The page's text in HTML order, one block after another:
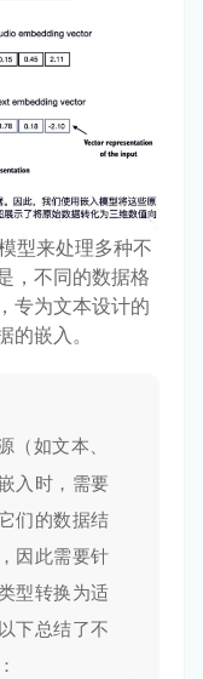
型来处理多种不
，不同的数据格
专为文本设计的
嵌入。
（如文本、
入时，需要
们的数据结
因此需要针
型转换为适
下总结了不